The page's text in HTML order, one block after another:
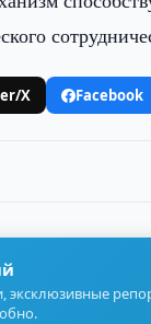
X Facebook
эксклюзивные